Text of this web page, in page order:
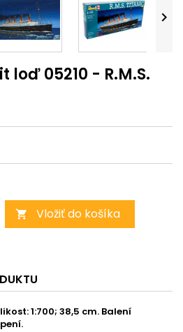

loď 05210 - R.M.S.
 Vložiť do košíka
1:700; 38,5 cm. Balení